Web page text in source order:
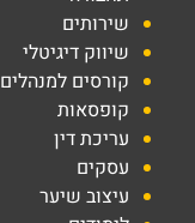
שירותים
שיווק דיגיטלי
קורסים למנהלים
קופסאות
עריכת דין
עסקים
עיצוב שיער